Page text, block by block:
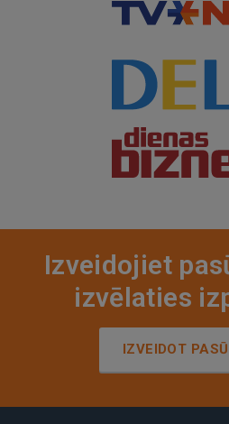
Izveidojiet
izvēlaties
IZVEIDOT